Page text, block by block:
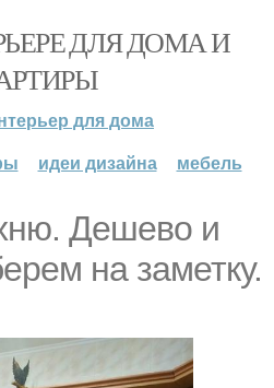
ДЛЯ ДОМА И
для дома
идеи дизайна мебель
Дешево и
на заметку.